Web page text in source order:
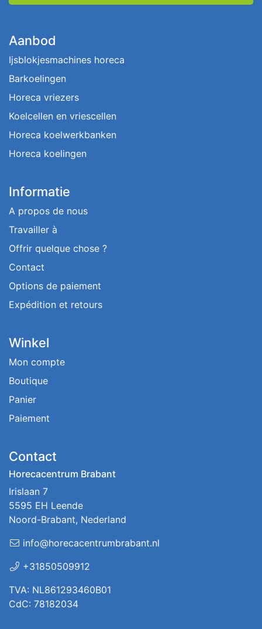
Aanbod
Ijsblokjesmachines horeca
Barkoelingen
Horeca vriezers
Koelcellen en vriescellen
Horeca koelwerkbanken
Horeca koelingen
Informatie
A propos de nous
Travailler à
Offrir quelque chose ?
Contact
Options de paiement
Expédition et retours
Winkel
Mon compte
Boutique
Panier
Paiement
Contact
Horecacentrum Brabant
Irislaan 7
5595 EH Leende
Noord-Brabant, Nederland
info@horecacentrumbrabant.nl
+31850509912
TVA: NL861293460B01
CdC: 78182034